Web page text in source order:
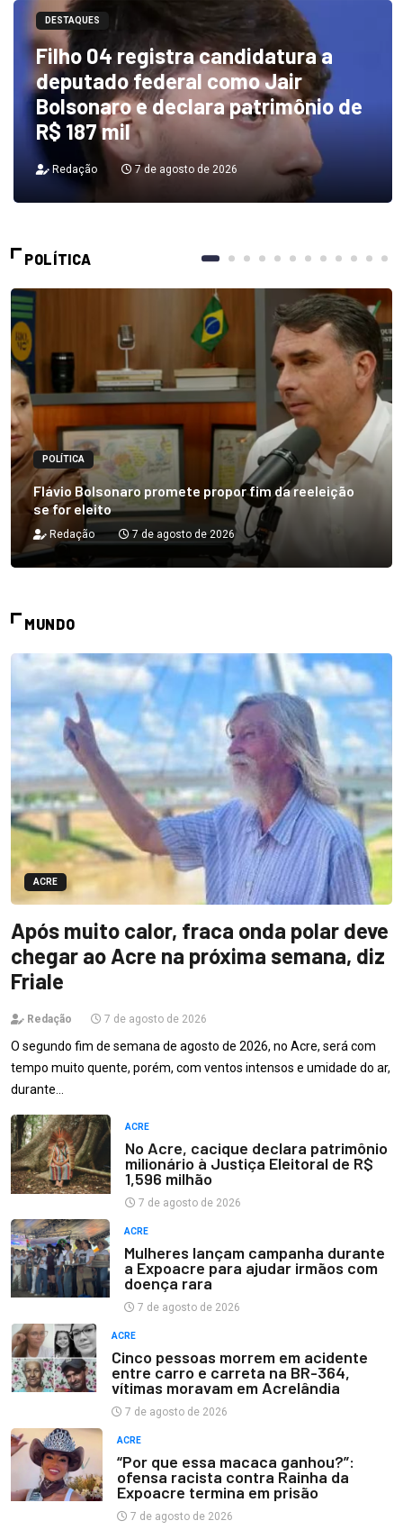
DESTAQUES
Filho 04 registra candidatura a
deputado federal como Jair
Bolsonaro e declara patrimônio de
R$ 187 mil
Redação 7 de agosto de 2026
POLÍTICA
POLÍTICA
Flávio Bolsonaro promete propor fim da reeleição
se for eleito
Redação 7 de agosto de 2026
MUNDO
ACRE
Após muito calor, fraca onda polar deve
chegar ao Acre na próxima semana, diz
Friale
Redação 7 de agosto de 2026
O segundo fim de semana de agosto de 2026, no Acre, será com
tempo muito quente, porém, com ventos intensos e umidade do ar,
durante…
ACRE
No Acre, cacique declara patrimônio
milionário à Justiça Eleitoral de R$
1,596 milhão
7 de agosto de 2026
ACRE
Mulheres lançam campanha durante
a Expoacre para ajudar irmãos com
doença rara
7 de agosto de 2026
ACRE
Cinco pessoas morrem em acidente
entre carro e carreta na BR-364,
vítimas moravam em Acrelândia
7 de agosto de 2026
ACRE
“Por que essa macaca ganhou?”:
ofensa racista contra Rainha da
Expoacre termina em prisão
7 de agosto de 2026